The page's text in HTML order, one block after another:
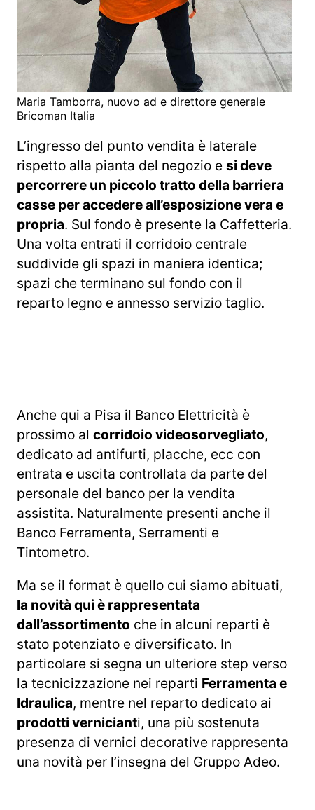
Maria Tamborra, nuovo ad e direttore generale
Bricoman Italia
L’ingresso del punto vendita è laterale
rispetto alla pianta del negozio e si deve
percorrere un piccolo tratto della barriera
casse per accedere all’esposizione vera e
propria. Sul fondo è presente la Caffetteria.
Una volta entrati il corridoio centrale
suddivide gli spazi in maniera identica;
spazi che terminano sul fondo con il
reparto legno e annesso servizio taglio.
Anche qui a Pisa il Banco Elettricità è
prossimo al corridoio videosorvegliato,
dedicato ad antifurti, placche, ecc con
entrata e uscita controllata da parte del
personale del banco per la vendita
assistita. Naturalmente presenti anche il
Banco Ferramenta, Serramenti e
Tintometro.
Ma se il format è quello cui siamo abituati,
la novità qui è rappresentata
dall’assortimento che in alcuni reparti è
stato potenziato e diversificato. In
particolare si segna un ulteriore step verso
la tecnicizzazione nei reparti Ferramenta e
Idraulica, mentre nel reparto dedicato ai
prodotti vernicianti, una più sostenuta
presenza di vernici decorative rappresenta
una novità per l’insegna del Gruppo Adeo.